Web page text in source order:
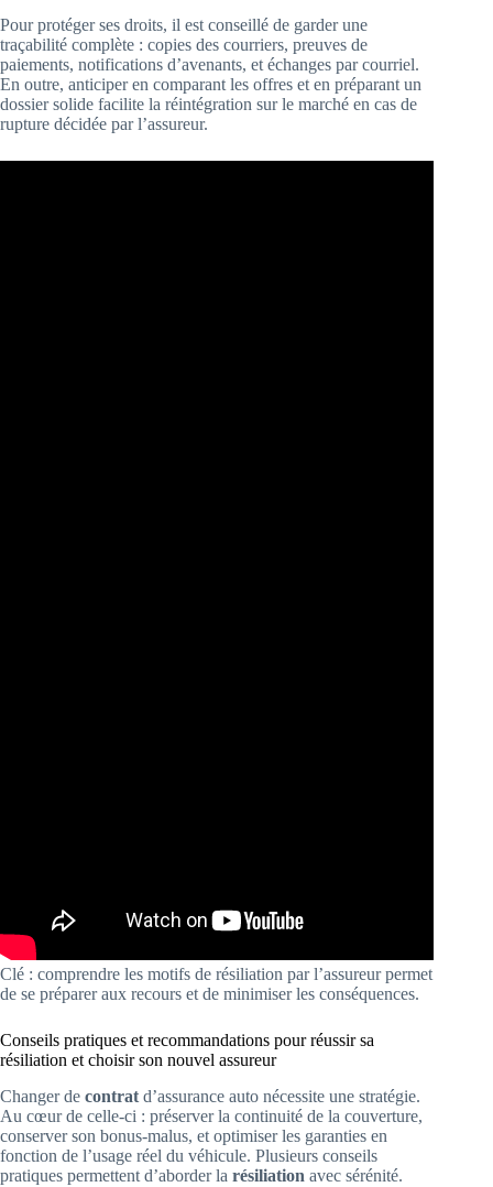
Pour protéger ses droits, il est conseillé de garder une
traçabilité complète : copies des courriers, preuves de
paiements, notifications d’avenants, et échanges par courriel.
En outre, anticiper en comparant les offres et en préparant un
dossier solide facilite la réintégration sur le marché en cas de
rupture décidée par l’assureur.
Clé : comprendre les motifs de résiliation par l’assureur permet
de se préparer aux recours et de minimiser les conséquences.
Conseils pratiques et recommandations pour réussir sa
résiliation et choisir son nouvel assureur
Changer de contrat d’assurance auto nécessite une stratégie.
Au cœur de celle-ci : préserver la continuité de la couverture,
conserver son bonus-malus, et optimiser les garanties en
fonction de l’usage réel du véhicule. Plusieurs conseils
pratiques permettent d’aborder la résiliation avec sérénité.